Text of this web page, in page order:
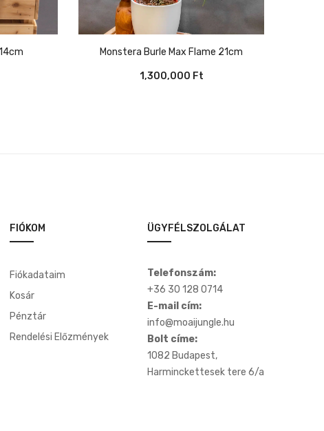
Monstera Burle Max Flame 21cm
1,300,000 Ft
FIÓKOM
Fiókadataim
Kosár
Pénztár
Rendelési Előzmények
ÜGYFÉLSZOLGÁLAT
Telefonszám:
+36 30 128 0714
E-mail cím:
info@moaijungle.hu
Bolt címe:
1082 Budapest,
Harminckettesek tere 6/a